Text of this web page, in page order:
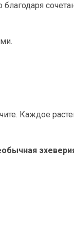
Каждое